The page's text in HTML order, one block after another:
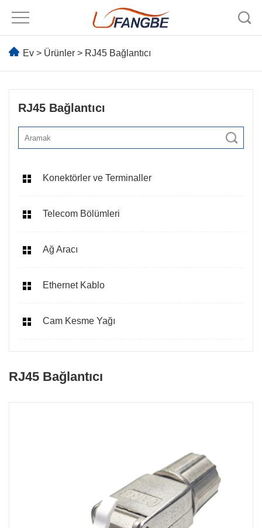
Ev > Ürünler > RJ45 Bağlantıcı
RJ45 Bağlantıcı
Konektörler ve Terminaller
Telecom Bölümleri
Ağ Aracı
Ethernet Kablo
Cam Kesme Yağı
RJ45 Bağlantıcı